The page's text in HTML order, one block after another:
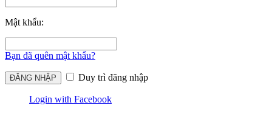
Mật khẩu:
Bạn đã quên mật khẩu?
Duy trì đăng nhập
Login with Facebook